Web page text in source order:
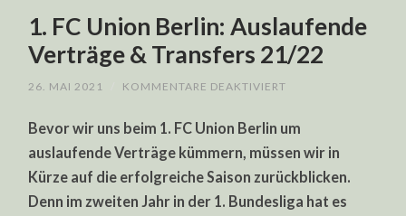
1. FC Union Berlin: Auslaufende
Verträge & Transfers 21/22
26. MAI 2021 KOMMENTARE DEAKTIVIERT
UNION
AUSLAUFENDE
&
TRANSFERS
21/22
Bevor wir uns beim 1. FC Union Berlin um
auslaufende Verträge kümmern, müssen wir in
Kürze auf die erfolgreiche Saison zurückblicken.
Denn im zweiten Jahr in der 1. Bundesliga hat es